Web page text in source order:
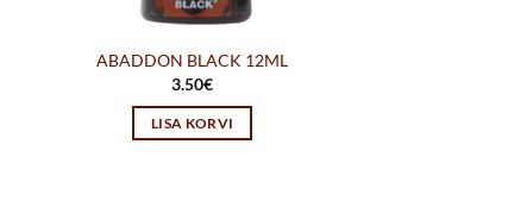
ABADDON BLACK 12ML
3.50€
LISA KORVI